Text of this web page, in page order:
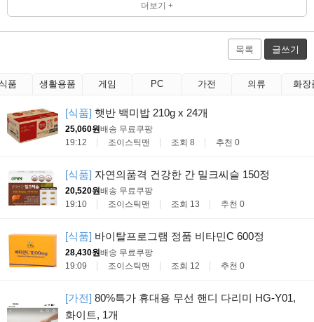
더보기 +
목록 글쓰기
품 생활용품 게임 PC 가전 의류 화장
[식품] 햇반 백미밥 210g x 24개
25,060원배송 무료쿠팡
19:12
조이스틱맨 조회 8 추천 0
[식품] 자연의품격 건강한 간 밀크씨슬 150정
20,520원배송 무료쿠팡
19:10
조이스틱맨 조회 13 추천 0
[식품] 바이탈프로그램 정품 비타민C 600정
28,430원배송 무료쿠팡
19:09
조이스틱맨 조회 12 추천 0
[가전] 80%특가 휴대용 무선 핸디 다리미 HG-Y01,
화이트, 1개